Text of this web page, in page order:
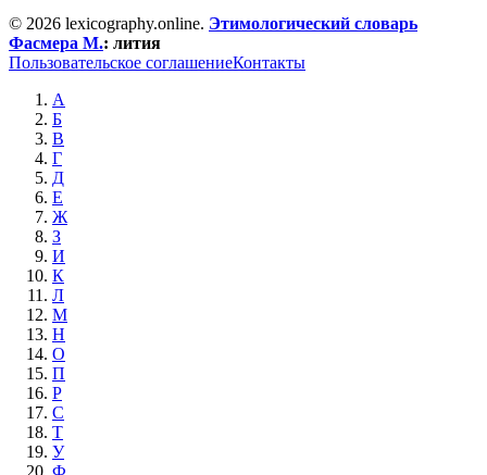
© 2026 lexicography.online. Этимологический словарь
Фасмера М.: лития
Пользовательское соглашениеКонтакты
А
Б
В
Г
Д
Е
Ж
З
И
К
Л
М
Н
О
П
Р
С
Т
У